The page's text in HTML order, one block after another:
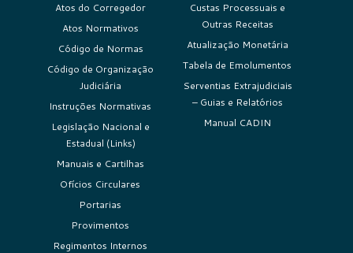
Atos do Corregedor
Atos Normativos
Código de Normas
Código de Organização
Judiciária
Instruções Normativas
Legislação Nacional e
Estadual (Links)
Manuais e Cartilhas
Ofícios Circulares
Portarias
Provimentos
Regimentos Internos
Custas Processuais e
Outras Receitas
Atualização Monetária
Tabela de Emolumentos
Serventias Extrajudiciais
– Guias e Relatórios
Manual CADIN